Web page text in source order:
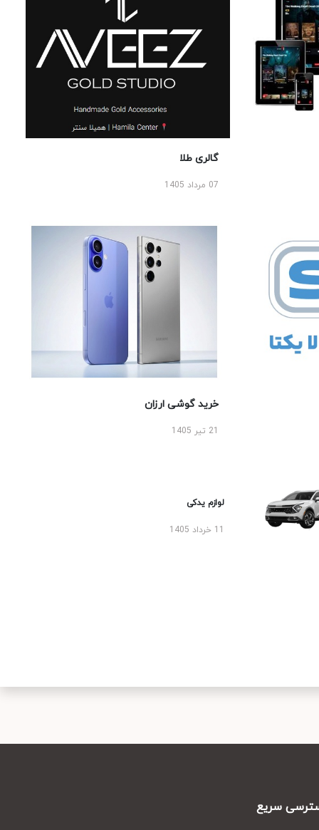
گالری طلا
07 مرداد 1405
خرید گوشی ارزان
لوازم یدکی
سریع